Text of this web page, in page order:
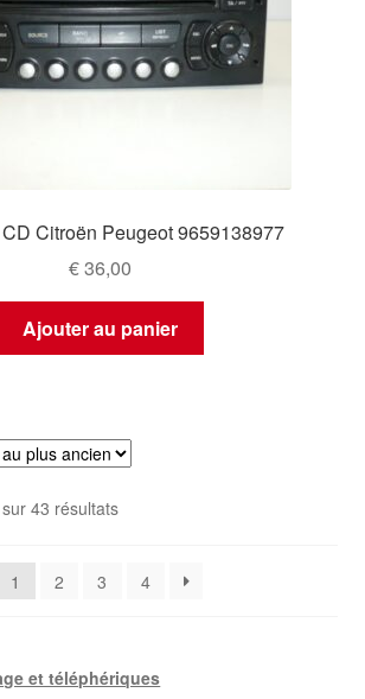
Citroën Peugeot 9659138977
€36,00
Ajouter au panier
43 résultatsTrié
récent
1 2 3 4
et téléphériques